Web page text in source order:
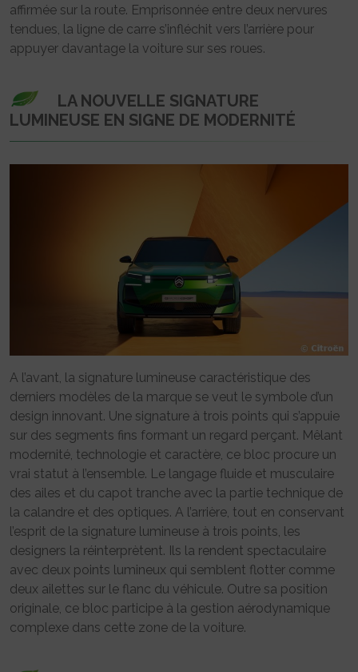
affirmée sur la route. Emprisonnée entre deux nervures
tendues, la ligne de carre s’infléchit vers l’arrière pour
appuyer davantage la voiture sur ses roues.
LA NOUVELLE SIGNATURE
LUMINEUSE EN SIGNE DE MODERNITÉ
A l’avant, la signature lumineuse caractéristique des
derniers modèles de la marque se veut le symbole d’un
design innovant. Une signature à trois points qui s’appuie
sur des segments fins formant un regard perçant. Mêlant
modernité, technologie et caractère, ce bloc procure un
vrai statut à l’ensemble. Le langage fluide et musculaire
des ailes et du capot tranche avec la partie technique de
la calandre et des optiques. A l’arrière, tout en conservant
l’esprit de la signature lumineuse à trois points, les
designers la réinterprètent. Ils la rendent spectaculaire
avec deux points lumineux qui semblent flotter comme
deux ailettes sur le flanc du véhicule. Outre sa position
originale, ce bloc participe à la gestion aérodynamique
complexe dans cette zone de la voiture.